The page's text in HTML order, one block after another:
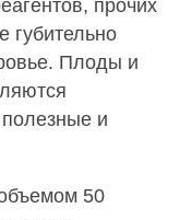
прочих
губительно
Плоды и
и
50